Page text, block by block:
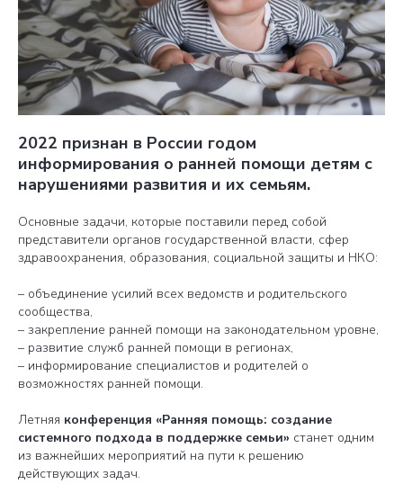
2022 признан в России годом
информирования о ранней помощи детям с
нарушениями развития и их семьям.
Основные задачи, которые поставили перед собой
представители органов государственной власти, сфер
здравоохранения, образования, социальной защиты и НКО:
– объединение усилий всех ведомств и родительского
сообщества,
– закрепление ранней помощи на законодательном уровне,
– развитие служб ранней помощи в регионах,
– информирование специалистов и родителей о
возможностях ранней помощи.
Летняя конференция «Ранняя помощь: создание
системного подхода в поддержке семьи» станет одним
из важнейших мероприятий на пути к решению
действующих задач.